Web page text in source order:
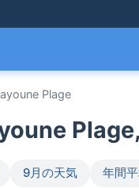
Plage
9月の天気 年間